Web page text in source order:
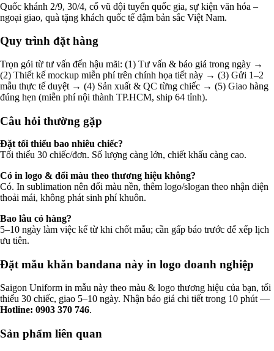
Quốc khánh 2/9, 30/4, cổ vũ đội tuyển quốc gia, sự kiện văn hóa –
ngoại giao, quà tặng khách quốc tế đậm bản sắc Việt Nam.
Quy trình đặt hàng
Trọn gói từ tư vấn đến hậu mãi: (1) Tư vấn & báo giá trong ngày →
(2) Thiết kế mockup miễn phí trên chính họa tiết này → (3) Gửi 1–2
mẫu thực tế duyệt → (4) Sản xuất & QC từng chiếc → (5) Giao hàng
đúng hẹn (miễn phí nội thành TP.HCM, ship 64 tỉnh).
Câu hỏi thường gặp
Đặt tối thiểu bao nhiêu chiếc?
Tối thiểu 30 chiếc/đơn. Số lượng càng lớn, chiết khấu càng cao.
Có in logo & đổi màu theo thương hiệu không?
Có. In sublimation nên đổi màu nền, thêm logo/slogan theo nhận diện
thoải mái, không phát sinh phí khuôn.
Bao lâu có hàng?
5–10 ngày làm việc kể từ khi chốt mẫu; cần gấp báo trước để xếp lịch
ưu tiên.
Đặt mẫu khăn bandana này in logo doanh nghiệp
Saigon Uniform in mẫu này theo màu & logo thương hiệu của bạn, tối
thiểu 30 chiếc, giao 5–10 ngày. Nhận báo giá chi tiết trong 10 phút —
Hotline: 0903 370 746.
Sản phẩm liên quan